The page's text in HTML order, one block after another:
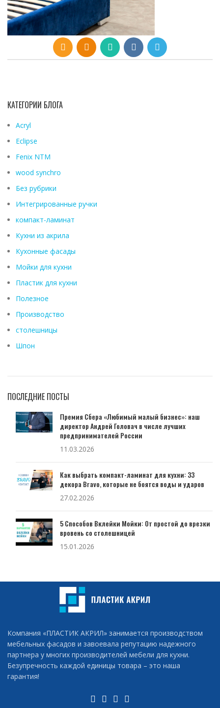
КАТЕГОРИИ БЛОГА
Acryl
Eclipse
Fenix ​​NTM
wood synchro
Без рубрики
Интегрированные ручки
компакт-ламинат
Кухни из акрила
Кухонные фасады
Мойки для кухни
Пластик для кухни
Полезное
Производство
столешницы
Шпон
ПОСЛЕДНИЕ ПОСТЫ
Премия Сбера «Любимый малый бизнес»: наш
директор Андрей Головач в числе лучших
предпринимателей России
11.03.2026
Как выбрать компакт-ламинат для кухни: 33
декора Bravo, которые не боятся воды и ударов
27.02.2026
5 Способов Вклейки Мойки: От простой до врезки
вровень со столешницей
15.01.2026
Компания «ПЛАСТИК АКРИЛ» занимается производством
мебельных фасадов и завоевала репутацию надежного
партнера у многих производителей мебели для кухни.
Безупречность каждой единицы товара – это наша
гарантия!